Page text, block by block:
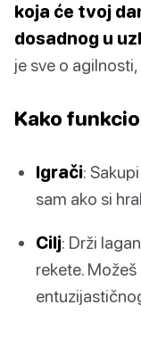
koja će tvoj
dosadnog u
je sve o
Kako
Igrači:
sam ako si
Cilj: Drži
rekete.